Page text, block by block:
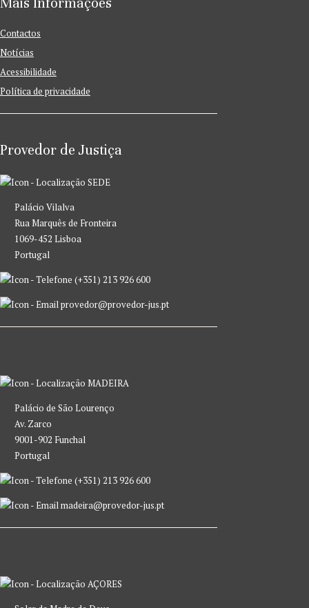
Contactos
Notícias
Acessibilidade
Política de privacidade
Provedor de Justiça
SEDE
Palácio Vilalva
Rua Marquês de Fronteira
1069-452 Lisboa
Portugal
(+351) 213 926 600
provedor@provedor-jus.pt
MADEIRA
Palácio de São Lourenço
Av. Zarco
9001-902 Funchal
Portugal
(+351) 213 926 600
madeira@provedor-jus.pt
AÇORES